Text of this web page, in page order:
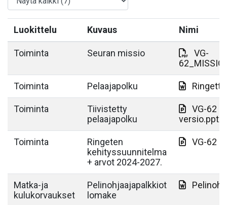
Luokittelu Kuvaus Nimi
Toiminta Seuran missio
VG-
Toiminta Pelaajapolku
Toiminta
Tiivistetty
pelaajapolku
VG-62
versio.pptx
Toiminta
Ringeten
kehityssuunnitelma
+ arvot 2024-2027.
VG-62
Matka-ja
kulukorvaukset
Pelinohjaajapalkkiot
lomake